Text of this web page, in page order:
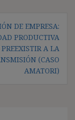
DE EMPRESA:
PRODUCTIVA
PREEXISTIR A LA
(CASO
AMATORI)